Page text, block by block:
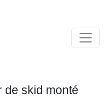
de skid monté